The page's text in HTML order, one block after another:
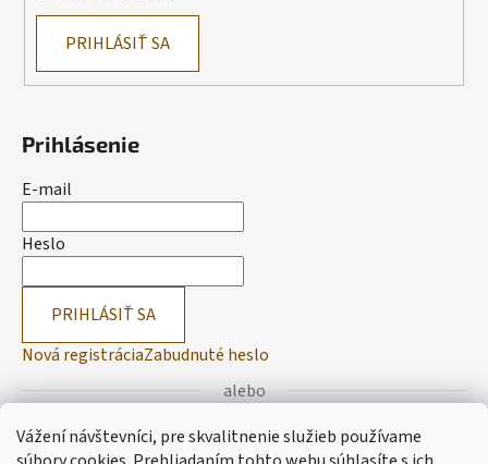
Vážení návštevníci, pre skvalitnenie služieb používame
PRIHLÁSIŤ SA
Prihlásenie
E-mail
Heslo
PRIHLÁSIŤ SA
Nová registráciaZabudnuté heslo
alebo
Prihlásiť sa cez Facebook